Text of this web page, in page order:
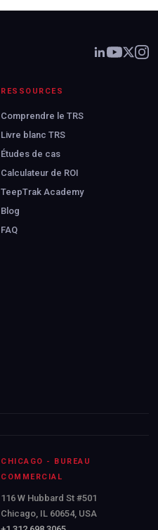
RESSOURCES
Comprendre le TRS
Livre blanc TRS
Études de cas
Calculateur de ROI
TeepTrak Academy
Blog
FAQ
CHICAGO - BUREAU
COMMERCIAL
116 W Hubbard St #501
Chicago, IL 60654, USA